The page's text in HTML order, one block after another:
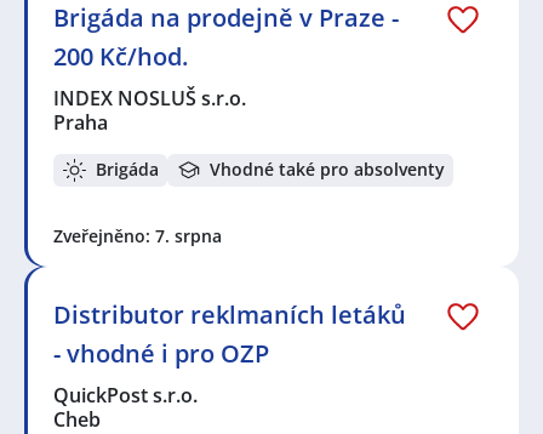
Brigáda na prodejně v Praze -
200 Kč/hod.
INDEX NOSLUŠ s.r.o.
Praha
Brigáda Vhodné také pro absolventy
Zveřejněno: 7. srpna
Distributor reklmaních letáků
- vhodné i pro OZP
QuickPost s.r.o.
Cheb